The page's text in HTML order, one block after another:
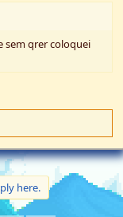
sem qrer coloquei
here.